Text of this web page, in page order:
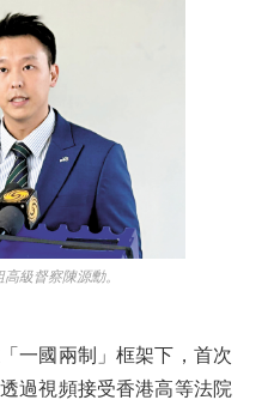
級督察陳源勳。
國兩制」框架下，首次
過視頻接受香港高等法院